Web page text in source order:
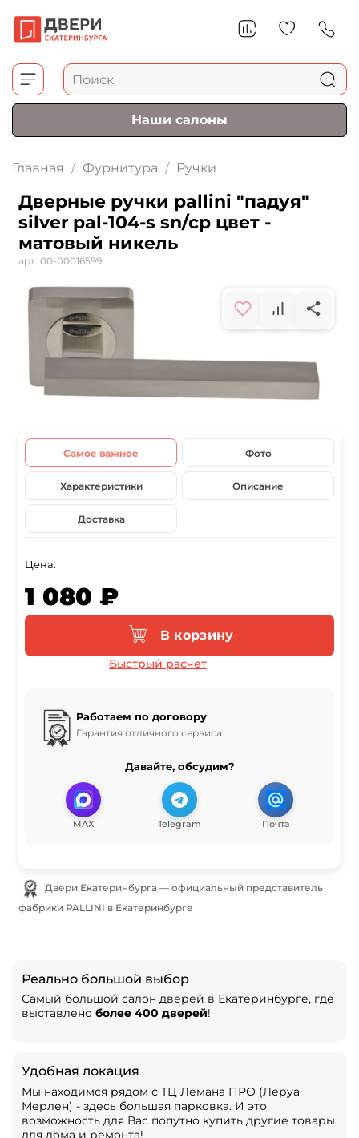
Наши салоны
Главная Фурнитура Ручки
Дверные ручки pallini "падуя"
silver pal-104-s sn/cp цвет -
матовый никель
арт. 00-00016599
Самое важное Фото
Характеристики Описание
Доставка
Цена:
1 080 ₽
В корзину
Быстрый расчёт
Работаем по договору
Гарантия отличного сервиса
Давайте, обсудим?
MAX Telegram Почта
фабрики PALLINI в Екатеринбурге
Реально большой выбор
Самый большой салон дверей в Екатеринбурге, где
выставлено более 400 дверей!
Удобная локация
Мы находимся рядом с ТЦ Лемана ПРО (Леруа
Мерлен) - здесь большая парковка. И это
возможность для Вас попутно купить другие товары
для дома и ремонта!